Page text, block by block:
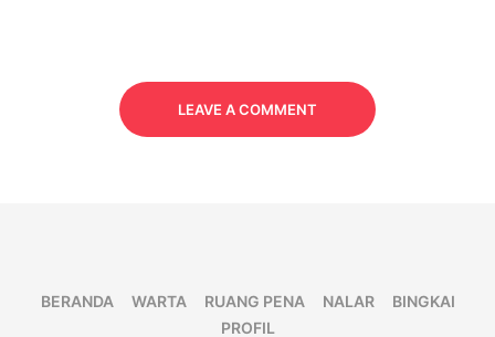
LEAVE A COMMENT
BERANDA WARTA RUANG PENA NALAR
BINGKAI
PROFIL